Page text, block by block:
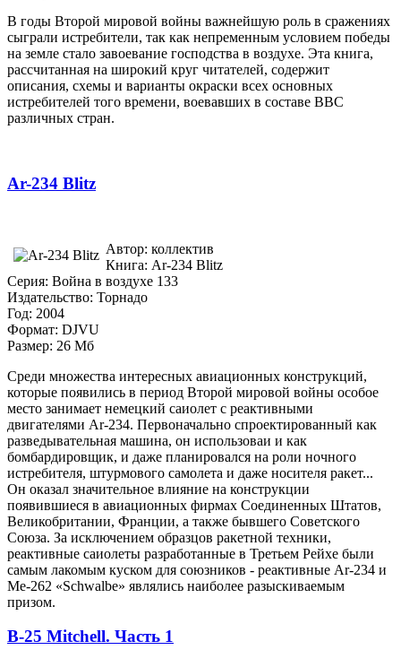
В годы Второй мировой войны важнейшую роль в сражениях
сыграли истребители, так как непременным условием победы
на земле стало завоевание господства в воздухе. Эта книга,
рассчитанная на широкий круг читателей, содержит
описания, схемы и варианты окраски всех основных
истребителей того времени, воевавших в составе ВВС
различных стран.
Ar-234 Blitz
Автор: коллектив
Книга: Ar-234 Blitz
Серия: Война в воздухе 133
Издательство: Торнадо
Год: 2004
Формат: DJVU
Размер: 26 Мб
Среди множества интересных авиационных конструкций,
которые появились в период Второй мировой войны особое
место занимает немецкий саиолет с реактивными
двигателями Ar-234. Первоначально спроектированный как
разведывательная машина, он использоваи и как
бомбардировщик, и даже планировался на роли ночного
истребителя, штурмового самолета и даже носителя ракет...
Он оказал значительное влияние на конструкции
появившиеся в авиационных фирмах Соединенных Штатов,
Великобритании, Франции, а также бывшего Советского
Союза. За исключением образцов ракетной техники,
реактивные саиолеты разработанные в Третьем Рейхе были
самым лакомым куском для союзников - реактивные Ar-234 и
Me-262 «Schwalbe» являлись наиболее разыскиваемым
призом.
B-25 Mitchell. Часть 1